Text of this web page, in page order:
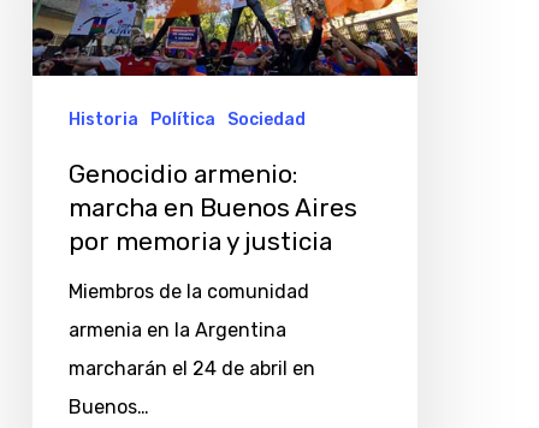
Buenos
Aires
justicia
Historia Política Sociedad
Genocidio armenio:
marcha en Buenos Aires
por memoria y justicia
Miembros de la comunidad
armenia en la Argentina
marcharán el 24 de abril en
Buenos…